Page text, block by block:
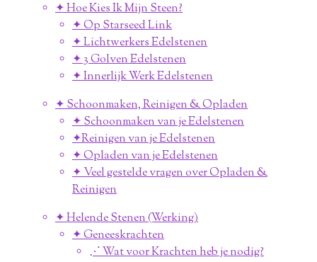
✦ Hoe Kies Ik Mijn Steen?
✦ Op Starseed Link
✦ Lichtwerkers Edelstenen
✦ 3 Golven Edelstenen
✦ Innerlijk Werk Edelstenen
✦ Schoonmaken, Reinigen & Opladen
✦ Schoonmaken van je Edelstenen
✦Reinigen van je Edelstenen
✦ Opladen van je Edelstenen
✦ Veel gestelde vragen over Opladen &
Reinigen
✦ Helende Stenen (Werking)
✦ Geneeskrachten
⋰ Wat voor Krachten heb je nodig?